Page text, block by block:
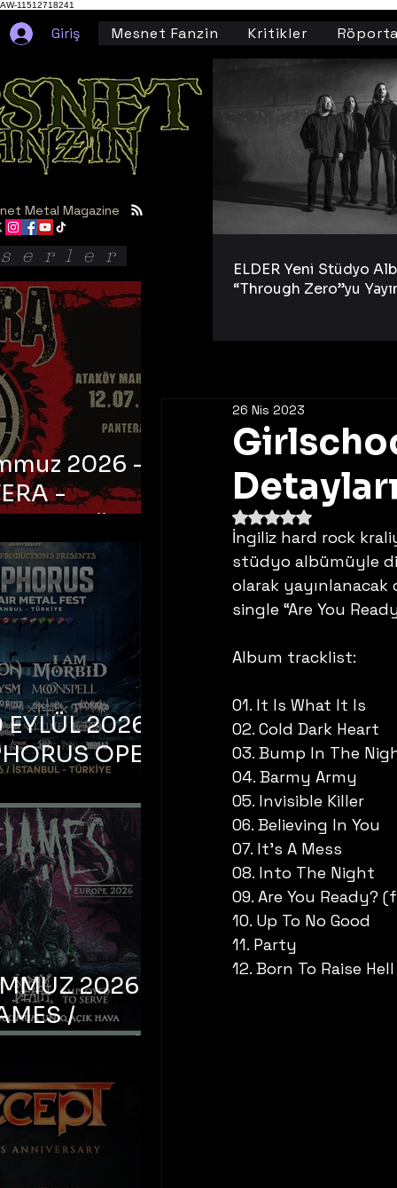
AW-11512718241
Giriş Mesnet Fanzin Kritikler
26 Nis 2023
5 üzerinden NaN yıldız
İngiliz hard rock
stüdyo albümüyle
olarak
single “Are You
Album tracklist:
01. It Is What It Is
02. Cold Dark Heart
03. Bump In The
04. Barmy Army
05. Invisible Killer
06. Believing In You
07. It’s A Mess
08. Into The Night
09. Are You Ready?
10. Up To No Good
11. Party
12. Born To Raise
Metal Magazine
ELDER Yeni Stüdyo
“Through Zero”yu
2026 -
-
Ataköy
Arena
2026 –
OPEN
FEST
2026 –
/
DEATH /
– İstanbul,
Uniq